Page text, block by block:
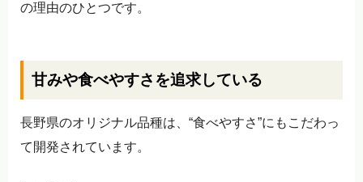
の理由のひとつです。
甘みや食べやすさを追求している
長野県のオリジナル品種は、“食べやすさ”にもこだわっ
て開発されています。